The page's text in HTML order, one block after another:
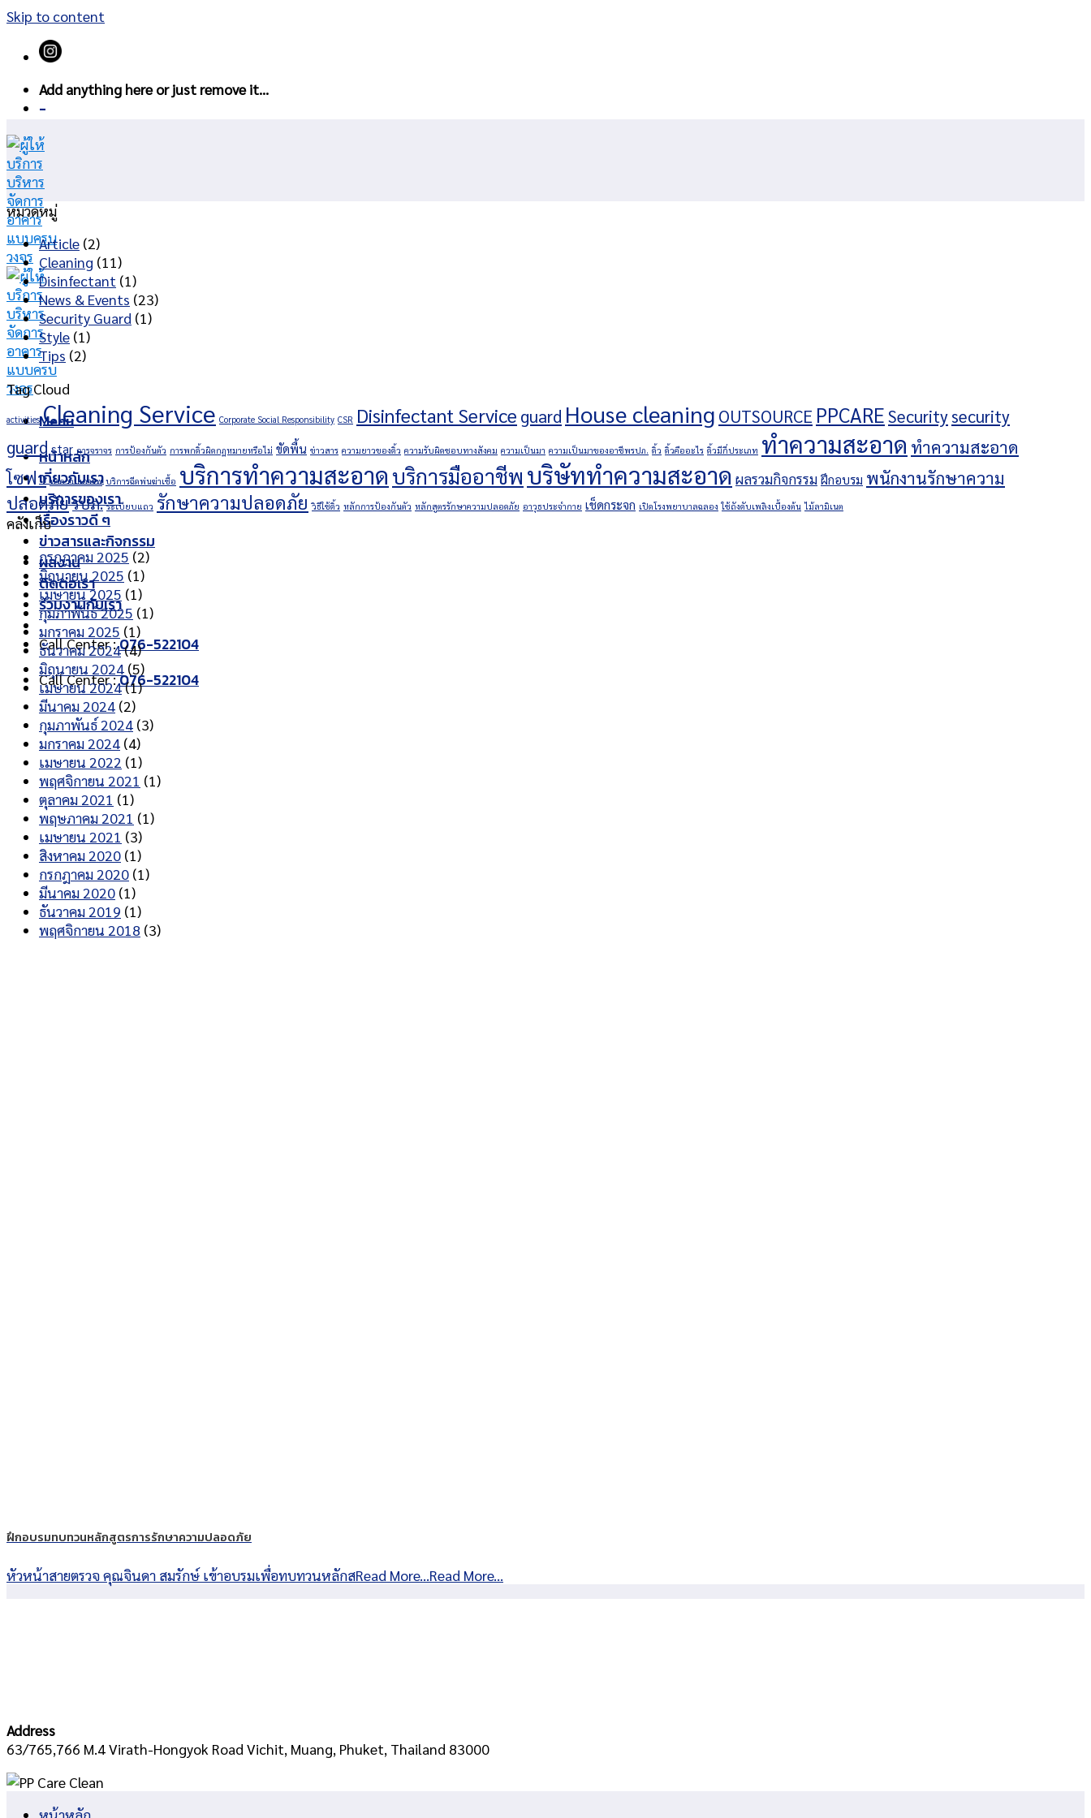
Skip to content
Add anything here or just remove it...
-
Menu
หน้าหลัก
เกี่ยวกับเรา
บริการของเรา
เรื่องราวดี ๆ
ข่าวสารและกิจกรรม
ผลงาน
ติดต่อเรา
ร่วมงานกับเรา
Call Center :076-522104
Call Center :076-522104
หมวดหมู่
Article (2)
Cleaning (11)
Disinfectant (1)
News & Events (23)
Security Guard (1)
Style (1)
Tips (2)
Tag Cloud
activities Cleaning Service Corporate Social Responsibility CSR Disinfectant Service guard House cleaning OUTSOURCE PPCARESecuritysecurity
guard star การจราจร การป้องกันตัว การพกดิ้วผิดกฏหมายหรือไม่ ขัดพื้น ข่าวสาร ความยาวของดิ้ว ความรับผิดชอบทางสังคม ความเป็นมา ความเป็นมาของอาชีพรปภ. ดิ้ว ดิ้วคืออะไร ดิ้วมีกี่ประเภท ทำความสะอาด ทำความสะอาด
โซฟา ทำความเคารพ บริการฉีดพ่นฆ่าเชื้อ บริการทำความสะอาดบริการมืออาชีพ บริษัททำความสะอาด ผลรวมกิจกรรม ฝึกอบรม พนักงานรักษาความ
ปลอดภัยรปภ. ระเบียบแถว รักษาความปลอดภัย วิธีใช้ดิ้ว หลักการป้องกันตัว หลักสูตรรักษาความปลอดภัย อาวุธประจำกาย เช็ดกระจก เปิดโรงพยาบาลฉลอง ใช้ถังดับเพลิงเบื้องต้น ไม้ลามิเนต
คลังเก็บ
กรกฎาคม 2025 (2)
มิถุนายน 2025 (1)
เมษายน 2025 (1)
กุมภาพันธ์ 2025 (1)
มกราคม 2025 (1)
ธันวาคม 2024(4)
มิถุนายน 2024 (5)
เมษายน 2024(1)
มีนาคม 2024 (2)
กุมภาพันธ์ 2024 (3)
มกราคม 2024 (4)
เมษายน 2022 (1)
พฤศจิกายน 2021 (1)
ตุลาคม 2021 (1)
พฤษภาคม 2021 (1)
เมษายน 2021 (3)
สิงหาคม 2020 (1)
กรกฎาคม 2020 (1)
มีนาคม 2020 (1)
ธันวาคม 2019 (1)
พฤศจิกายน 2018 (3)
ฝึกอบรมทบทวนหลักสูตรการรักษาความปลอดภัย
หัวหน้าสายตรวจ คุณจินดา สมรักษ์ เข้าอบรมเพื่อทบทวนหลักสRead More...Read More...
Address
63/765,766 M.4 Virath-Hongyok Road Vichit, Muang, Phuket, Thailand 83000